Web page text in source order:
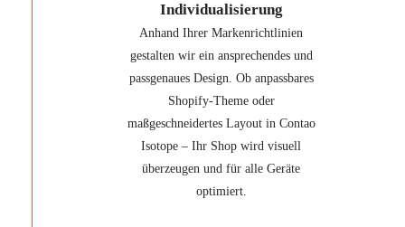
Individualisierung
Anhand Ihrer Markenrichtlinien
gestalten wir ein ansprechendes und
passgenaues Design. Ob anpassbares
Shopify-Theme oder
maßgeschneidertes Layout in Contao
Isotope – Ihr Shop wird visuell
überzeugen und für alle Geräte
optimiert.